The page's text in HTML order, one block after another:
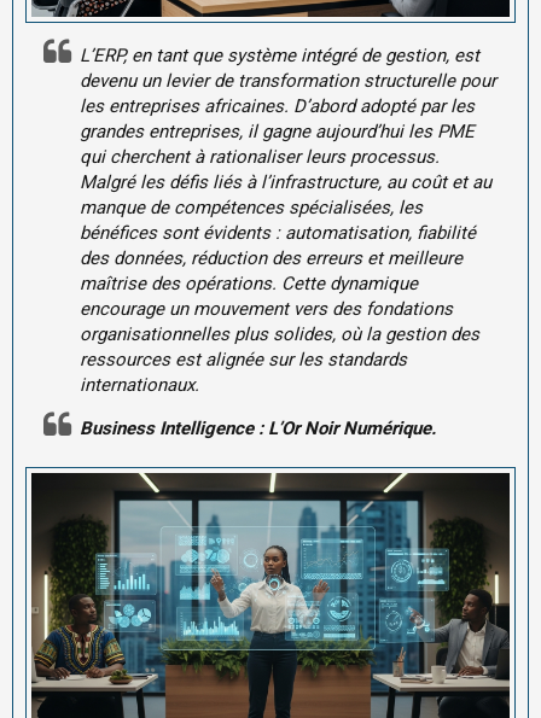
L’ERP, en tant que système intégré de gestion, est
devenu un levier de transformation structurelle pour
les entreprises africaines. D’abord adopté par les
grandes entreprises, il gagne aujourd’hui les PME
qui cherchent à rationaliser leurs processus.
Malgré les défis liés à l’infrastructure, au coût et au
manque de compétences spécialisées, les
bénéfices sont évidents : automatisation, fiabilité
des données, réduction des erreurs et meilleure
maîtrise des opérations. Cette dynamique
encourage un mouvement vers des fondations
organisationnelles plus solides, où la gestion des
ressources est alignée sur les standards
internationaux.
Business Intelligence : L’Or Noir Numérique.